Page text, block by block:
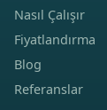
Nasıl Çalışır
Fiyatlandırma
Blog
Referanslar